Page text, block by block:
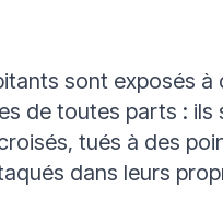
sont exposés à
de toutes parts : ils
tués à des
dans leurs